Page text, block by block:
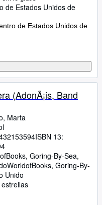
de Estados Unidos de
de Estados Unidos de
(AdonÃ¡is, Band
Marta
ISBN 13:
Goring-By-Sea,
WorldofBooks, Goring-By-
Unido